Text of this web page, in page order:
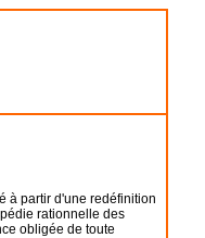
à partir d'une redéfinition
rationnelle des
obligée de toute